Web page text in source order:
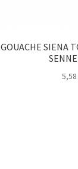
GOUACHE SIENA